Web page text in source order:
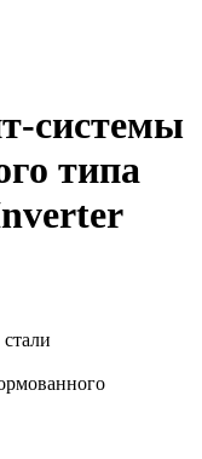
системы
типа